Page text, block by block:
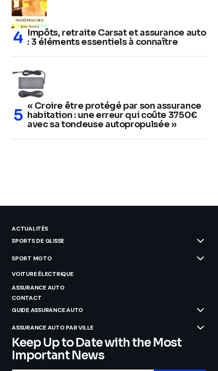
Impôts, retraite Carsat et assurance auto
: 3 éléments essentiels à connaître
« Croire être protégé par son assurance
habitation : une erreur qui coûte 3750€
avec sa tondeuse autopropulsée »
ACTUALITÉS
SPORTS DE GLISSE
SPORT MOTO
VOITURE ÉLECTRIQUE
ASSURANCE AUTO
CONTACT
GUIDE ASSURANCE AUTO
ASSURANCE AUTO PAR VILLE
Keep Up to Date with the Most
Important News